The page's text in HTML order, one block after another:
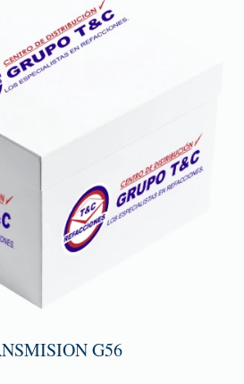
G56